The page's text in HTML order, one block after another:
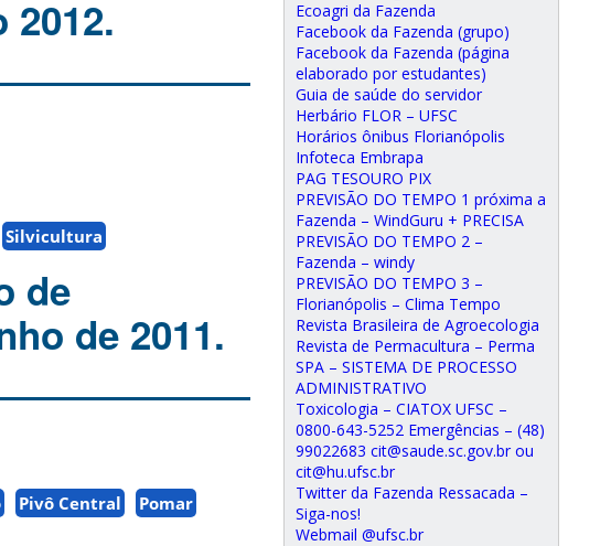
2012.
Silvicultura
de
de 2011.
Pivô Central Pomar
Ecoagri da Fazenda
Facebook da Fazenda (grupo)
Facebook da Fazenda (página
elaborado por estudantes)
Guia de saúde do servidor
Herbário FLOR – UFSC
Horários ônibus Florianópolis
Infoteca Embrapa
PAG TESOURO PIX
PREVISÃO DO TEMPO 1 próxima a
Fazenda – WindGuru + PRECISA
PREVISÃO DO TEMPO 2 –
Fazenda – windy
PREVISÃO DO TEMPO 3 –
Florianópolis – Clima Tempo
Revista Brasileira de Agroecologia
Revista de Permacultura – Perma
SPA – SISTEMA DE PROCESSO
ADMINISTRATIVO
Toxicologia – CIATOX UFSC –
0800-643-5252 Emergências – (48)
99022683 cit@saude.sc.gov.br ou
cit@hu.ufsc.br
Twitter da Fazenda Ressacada –
Siga-nos!
Webmail @ufsc.br